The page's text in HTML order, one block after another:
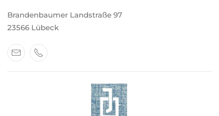
Brandenbaumer Landstraße 97
23566 Lübeck